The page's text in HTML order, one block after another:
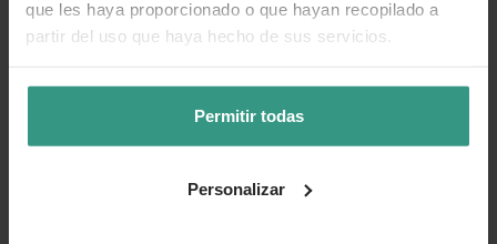
que les haya proporcionado o que hayan recopilado a
partir del uso que haya hecho de sus servicios.
Permitir todas
Personalizar